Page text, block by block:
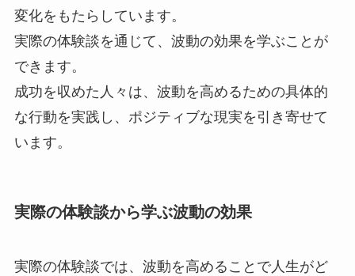
変化をもたらしています。
実際の体験談を通じて、波動の効果を学ぶことが
できます。
成功を収めた人々は、波動を高めるための具体的
な行動を実践し、ポジティブな現実を引き寄せて
います。
実際の体験談から学ぶ波動の効果
実際の体験談では、波動を高めることで人生がど